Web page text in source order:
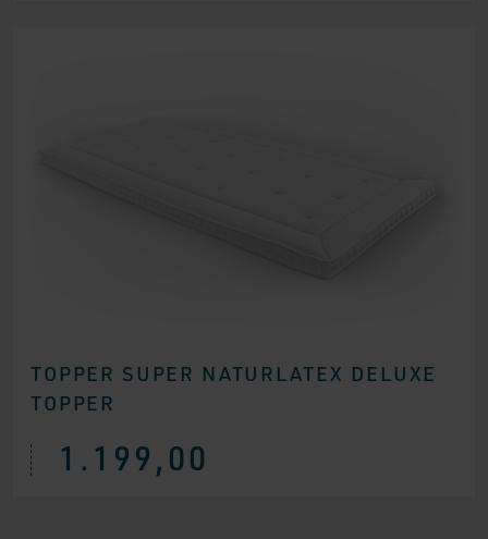
TOPPER SUPER NATURLATEX DELUXE
TOPPER
1.199,00